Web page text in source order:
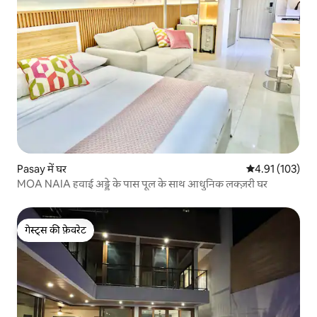
Pasay में घर औसत रेटिंग 5 में से
4.91 (103)
MOA NAIA हवाई अड्डे के पास पूल के साथ आधुनिक लक्ज़री घर
गेस्ट्स की फ़ेवरेट
गेस्ट्स की फ़ेवरेट